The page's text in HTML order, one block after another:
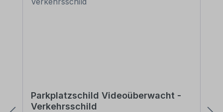
Parkplatzschild Videoüberwacht -
Verkehrsschild